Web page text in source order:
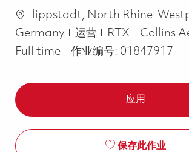
位置lippstadt, North Rhine-
Germany
类别
运营 RTX Collins
Full time
作业编号: 01847917
应用
保存此作业